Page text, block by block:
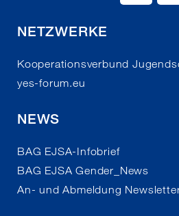
NETZWERKE
Kooperationsverbund
yes-forum.eu
NEWS
BAG EJSA-Infobrief
BAG EJSA Gender_News
An- und Abmeldung